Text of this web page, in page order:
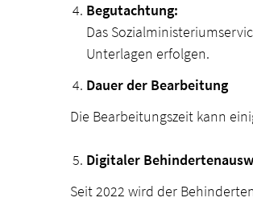
Begutachtung:
Das
Unterlagen erfolgen.
Dauer der Bearbeitung
Die Bearbeitungszeit kann
Digitaler
Seit 2022 wird der